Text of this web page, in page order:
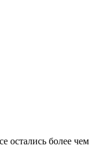
остались более чем